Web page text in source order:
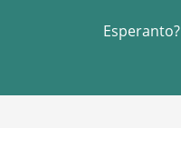
Esperanto?